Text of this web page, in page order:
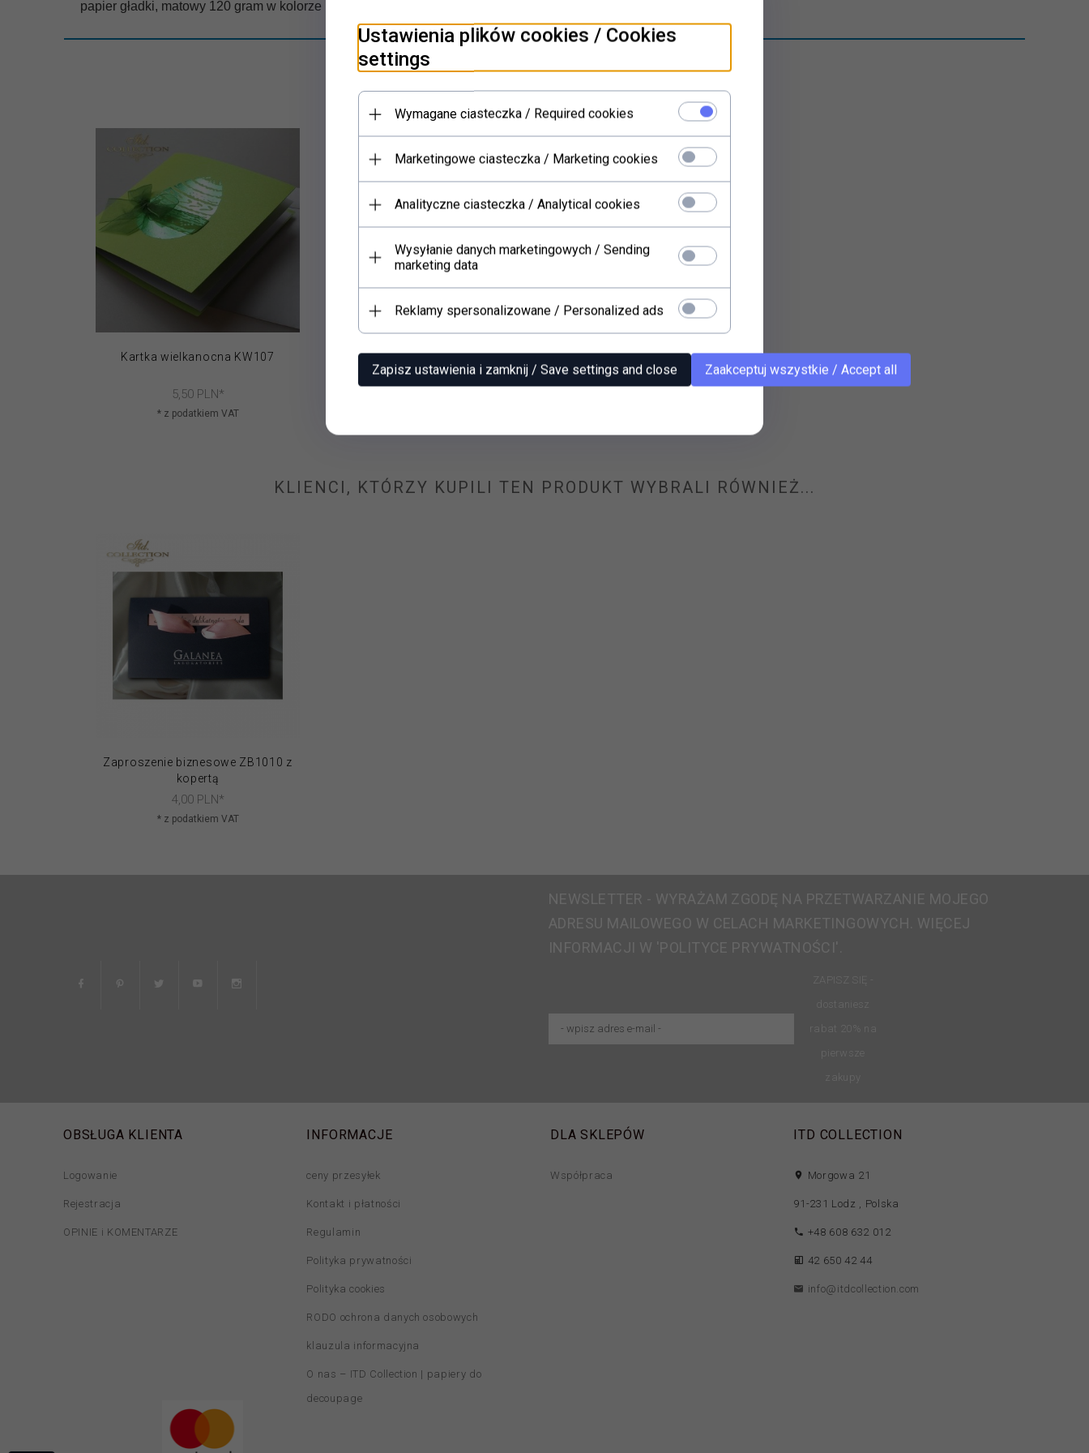
papier gładki, matowy 120 gram w kolorze kremowym
Kartka wielkanocna KW107
5,50 PLN*
* z podatkiem VAT
KLIENCI, KTÓRZY KUPILI TEN PRODUKT WYBRALI RÓWNIEŻ...
Zaproszenie biznesowe ZB1010 z
kopertą
4,00 PLN*
* z podatkiem VAT
NEWSLETTER - WYRAŻAM ZGODĘ NA PRZETWARZANIE MOJEGO
ADRESU MAILOWEGO W CELACH MARKETINGOWYCH. WIĘCEJ
INFORMACJI W 'POLITYCE PRYWATNOŚCI'.
ZAPISZ SIĘ -
dostaniesz
rabat 20% na
pierwsze
zakupy
OBSŁUGA KLIENTA
Logowanie
Rejestracja
OPINIE i KOMENTARZE
INFORMACJE
ceny przesyłek
Kontakt i płatności
Regulamin
Polityka prywatności
Polityka cookies
RODO ochrona danych osobowych
klauzula informacyjna
O nas – ITD Collection | papiery do
decoupage
DLA SKLEPÓW
Współpraca
ITD COLLECTION
Morgowa 21
91-231 Lodz , Polska
+48 608 632 012
42 650 42 44
info@itdcollection.com
Ustawienia plików cookies / Cookies
settings
Wymagane ciasteczka / Required cookies
Marketingowe ciasteczka / Marketing cookies
Analityczne ciasteczka / Analytical cookies
Wysyłanie danych marketingowych / Sending
marketing data
Reklamy spersonalizowane / Personalized ads
Zapisz ustawienia i zamknij / Save settings and close Zaakceptuj wszystkie / Accept all